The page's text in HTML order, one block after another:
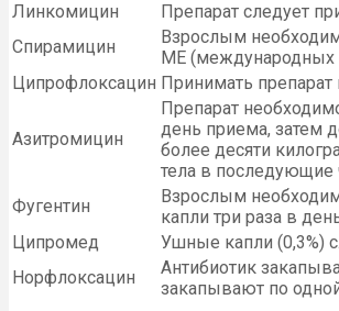
Линкомицин
Препарат следует
Спирамицин
Взрослым
МЕ (международных
Ципрофлоксацин Принимать препарат
Азитромицин
Препарат
день приема, затем
более десяти
тела в последующие
Фугентин
Взрослым
капли три раза в
Ципромед
Ушные капли (0,3%)
Норфлоксацин
Антибиотик
закапывают по